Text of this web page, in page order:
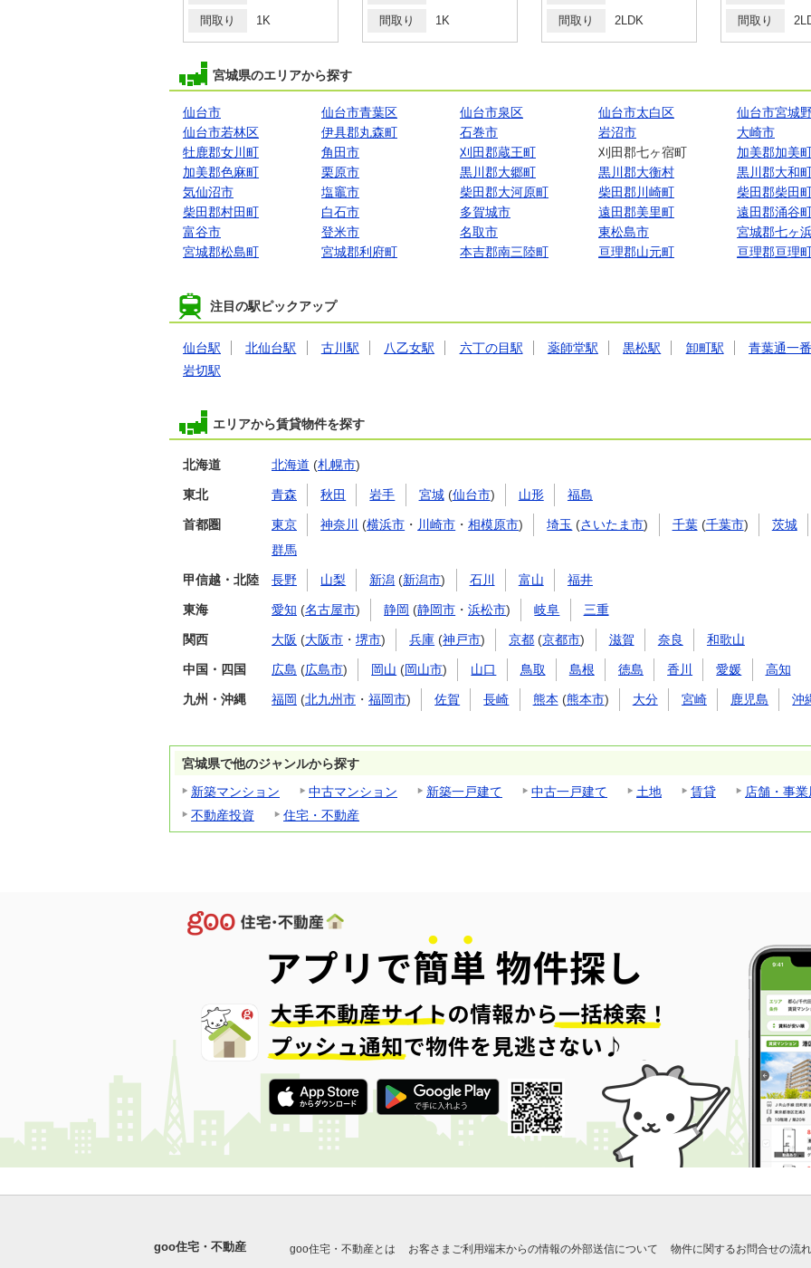
間取り 1K 間取り 1K 間取り 2LDK 間取り
宮城県のエリアから探す
仙台市 仙台市青葉区 仙台市泉区 仙台市太白区
仙台市宮城
仙台市若林区
伊具郡丸森町 石巻市 岩沼市
大崎市
牡鹿郡女川町
角田市 刈田郡蔵王町 刈田郡七ヶ宿町
加美郡加美
加美郡色麻町
栗原市 黒川郡大郷町 黒川郡大衡村
黒川郡大和
気仙沼市
塩竈市 柴田郡大河原町 柴田郡川崎町
柴田郡柴田
柴田郡村田町
白石市 多賀城市 遠田郡美里町
遠田郡涌谷
富谷市
登米市 名取市 東松島市
宮城郡七ヶ
宮城郡松島町
宮城郡利府町 本吉郡南三陸町 亘理郡山元町 亘理郡亘理
注目の駅ピックアップ
仙台駅 北仙台駅 古川駅 八乙女駅 六丁の目駅 薬師堂駅 黒松駅 卸町駅
青葉通一
岩切駅
エリアから賃貸物件を探す
北海道 北海道 (札幌市)
東北 青森 秋田 岩手 宮城(仙台市) 山形 福島
首都圏 東京 神奈川 (横浜市 ・ 川崎市 ・相模原市) 埼玉 (さいたま市) 千葉(千葉市) 茨城
群馬
甲信越・北陸 長野 山梨 新潟 (新潟市) 石川 富山 福井
東海 愛知 (名古屋市) 静岡 (静岡市 ・浜松市) 岐阜 三重
関西 大阪 (大阪市 ・ 堺市) 兵庫 (神戸市) 京都 (京都市) 滋賀 奈良 和歌山
中国・四国 広島 (広島市) 岡山 (岡山市) 山口 鳥取 島根 徳島 香川 愛媛 高知
九州・沖縄 福岡 (北九州市 ・ 福岡市) 佐賀 長崎 熊本 (熊本市) 大分 宮崎 鹿児島 沖
宮城県で他のジャンルから探す
新築マンション
中古マンション 新築一戸建て 中古一戸建て 土地 賃貸
店舗・事業
不動産投資
住宅・不動産
goo住宅・不動産 goo住宅・不動産とは お客さまご利用端末からの情報の外部送信について 物件に関するお問合せの流れ